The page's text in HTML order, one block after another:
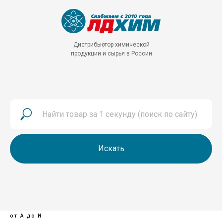
Дистрибьютор химической
продукции и сырья в России
Искать
от А до И